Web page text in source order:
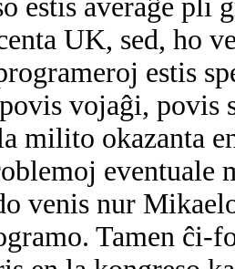
estis averaĝe pli
UK, sed, ho
estis
vojaĝi, povis
milito okazanta
eventuale
venis nur
Tamen ĉi-